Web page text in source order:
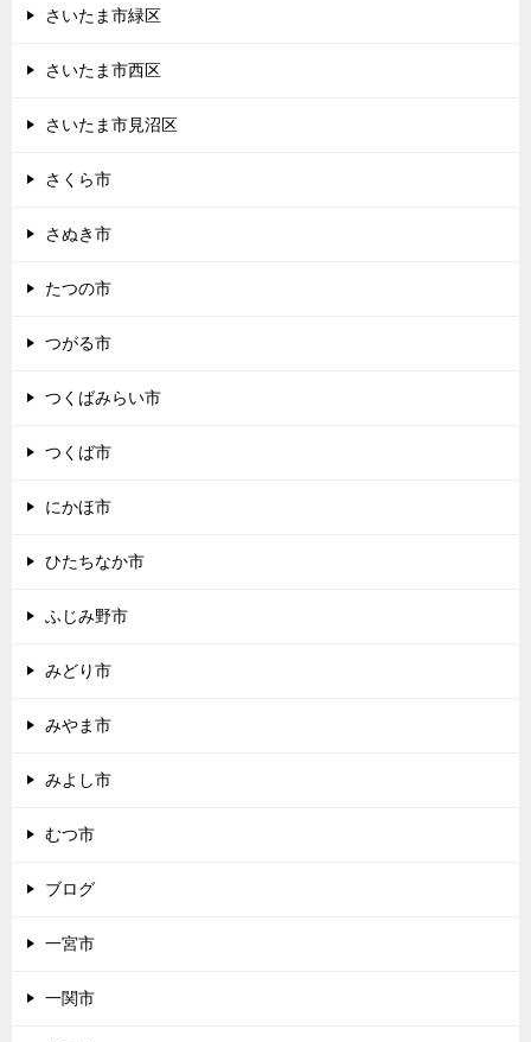
さいたま市緑区
さいたま市西区
さいたま市見沼区
さくら市
さぬき市
たつの市
つがる市
つくばみらい市
つくば市
にかほ市
ひたちなか市
ふじみ野市
みどり市
みやま市
みよし市
むつ市
ブログ
一宮市
一関市